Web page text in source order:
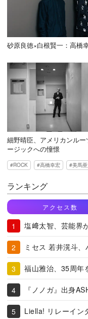
砂原良徳×白根賢一：高橋
細野晴臣、アメリカンルー
ージックへの憧憬
ROCK 高橋幸宏 美馬
ランキング
アクセス数
塩﨑太智、芸能界
ミセス 若井滉斗
福山雅治、35周年
『ノノガ』出身
Liella! リレーイン